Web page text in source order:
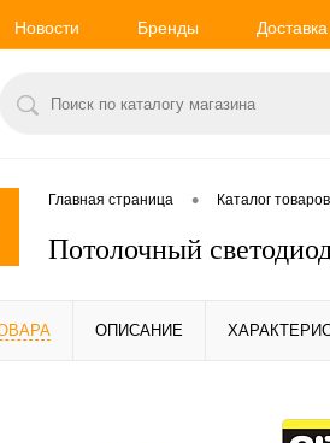
Новости Бренды
Главная страница • Каталог товаров
Потолочный
ОПИСАНИЕ